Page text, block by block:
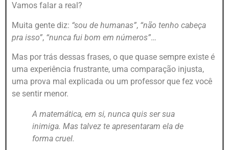
Vamos falar a real?
Muita gente diz: “sou de humanas”, “não tenho cabeça
pra isso”, “nunca fui bom em números”…
Mas por trás dessas frases, o que quase sempre existe é
uma experiência frustrante, uma comparação injusta,
uma prova mal explicada ou um professor que fez você
se sentir menor.
A matemática, em si, nunca quis ser sua
inimiga. Mas talvez te apresentaram ela de
forma cruel.